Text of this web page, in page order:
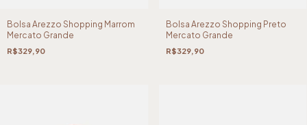
Bolsa Arezzo Shopping Marrom
Mercato Grande
R$329,90
Bolsa Arezzo Shopping Preto
Mercato Grande
R$329,90